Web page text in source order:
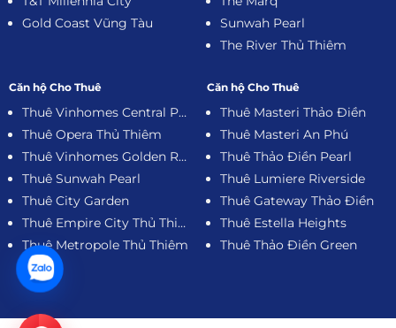
Gold Coast Vũng Tàu
Sunwah Pearl
The River Thủ Thiêm
Căn hộ Cho Thuê
Thuê Vinhomes Central Park
Thuê Opera Thủ Thiêm
Thuê Vinhomes Golden River
Thuê Sunwah Pearl
Thuê City Garden
Thuê Empire City Thủ Thiêm
Thuê Metropole Thủ Thiêm
Căn hộ Cho Thuê
Thuê Masteri Thảo Điền
Thuê Masteri An Phú
Thuê Thảo Điền Pearl
Thuê Lumiere Riverside
Thuê Gateway Thảo Điền
Thuê Estella Heights
Thuê Thảo Điền Green